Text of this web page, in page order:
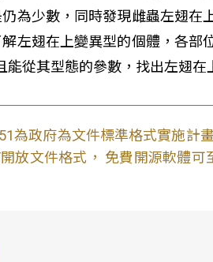
為少數，同時發現雌蟲左翅在
左翅在上變異型的個體，各部
從其型態的參數，找出左翅在
為政府為文件標準格式實施計
放文件格式， 免費開源軟體